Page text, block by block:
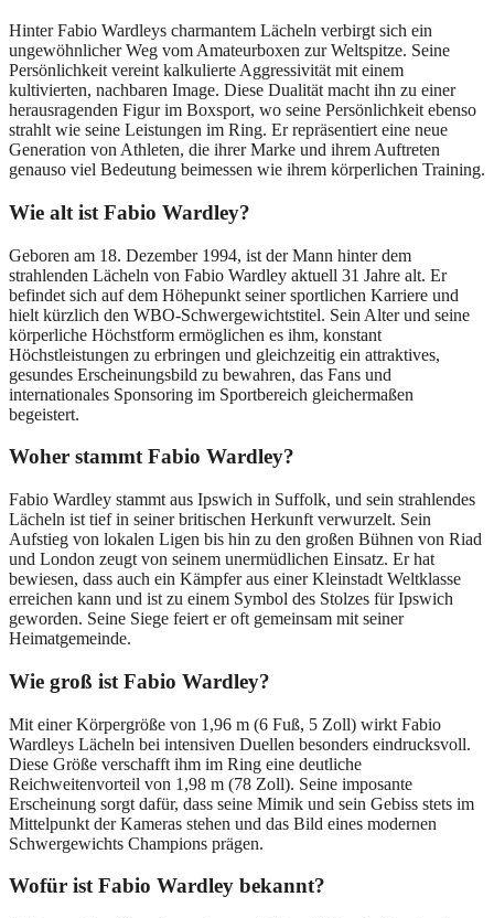
Hinter Fabio Wardleys charmantem Lächeln verbirgt sich ein
ungewöhnlicher Weg vom Amateurboxen zur Weltspitze. Seine
Persönlichkeit vereint kalkulierte Aggressivität mit einem
kultivierten, nachbaren Image. Diese Dualität macht ihn zu einer
herausragenden Figur im Boxsport, wo seine Persönlichkeit ebenso
strahlt wie seine Leistungen im Ring. Er repräsentiert eine neue
Generation von Athleten, die ihrer Marke und ihrem Auftreten
genauso viel Bedeutung beimessen wie ihrem körperlichen Training.
Wie alt ist Fabio Wardley?
Geboren am 18. Dezember 1994, ist der Mann hinter dem
strahlenden Lächeln von Fabio Wardley aktuell 31 Jahre alt. Er
befindet sich auf dem Höhepunkt seiner sportlichen Karriere und
hielt kürzlich den WBO-Schwergewichtstitel. Sein Alter und seine
körperliche Höchstform ermöglichen es ihm, konstant
Höchstleistungen zu erbringen und gleichzeitig ein attraktives,
gesundes Erscheinungsbild zu bewahren, das Fans und
internationales Sponsoring im Sportbereich gleichermaßen
begeistert.
Woher stammt Fabio Wardley?
Fabio Wardley stammt aus Ipswich in Suffolk, und sein strahlendes
Lächeln ist tief in seiner britischen Herkunft verwurzelt. Sein
Aufstieg von lokalen Ligen bis hin zu den großen Bühnen von Riad
und London zeugt von seinem unermüdlichen Einsatz. Er hat
bewiesen, dass auch ein Kämpfer aus einer Kleinstadt Weltklasse
erreichen kann und ist zu einem Symbol des Stolzes für Ipswich
geworden. Seine Siege feiert er oft gemeinsam mit seiner
Heimatgemeinde.
Wie groß ist Fabio Wardley?
Mit einer Körpergröße von 1,96 m (6 Fuß, 5 Zoll) wirkt Fabio
Wardleys Lächeln bei intensiven Duellen besonders eindrucksvoll.
Diese Größe verschafft ihm im Ring eine deutliche
Reichweitenvorteil von 1,98 m (78 Zoll). Seine imposante
Erscheinung sorgt dafür, dass seine Mimik und sein Gebiss stets im
Mittelpunkt der Kameras stehen und das Bild eines modernen
Schwergewichts Champions prägen.
Wofür ist Fabio Wardley bekannt?